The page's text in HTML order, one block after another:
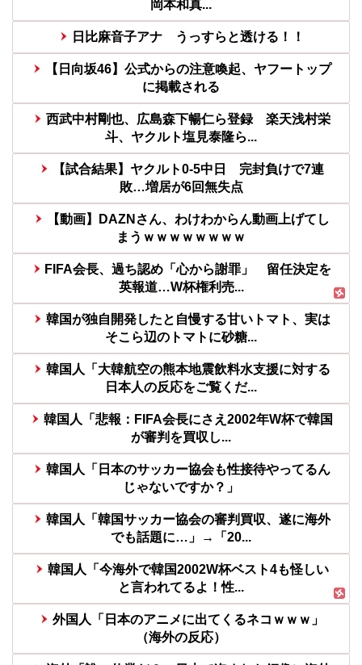
岡本和真...
日比麻音子アナ うっすらと透ける！！
【日向坂46】公式からの注意喚起、ヤフートップ
に掲載される
西武中村剛也、広島森下暢仁ら登録 楽天浅村栄
斗、ヤクルト塩見泰隆ら...
【試合結果】ヤクルト0-5中日 完封負けで7連
敗…増居が6回無失点
【動画】DAZNさん、わけわからん動画上げてし
まうｗｗｗｗｗｗｗｗ
FIFA会長、過ち認め「心から謝罪」 留任決定を
英報道…W杯権利売...
韓国が独自開発したと自慢する甘いトマト、実は
そこら辺のトマトに砂糖...
韓国人「大韓航空の熊本地震飲料水支援に対する
日本人の反応をご覧くだ...
韓国人「悲報：FIFA会長にさえ2002年W杯で韓国
が審判を買収し...
韓国人「日本のサッカー協会も性接待やってるん
じゃないですか？」
韓国人「韓国サッカー協会の審判買収、遂に海外
でも話題に…」→「20...
韓国人「今海外で韓国2002W杯ベスト4も怪しい
と言われてるよ！性...
外国人「日本のアニメに出てくるネコｗｗｗ」
（海外の反応）